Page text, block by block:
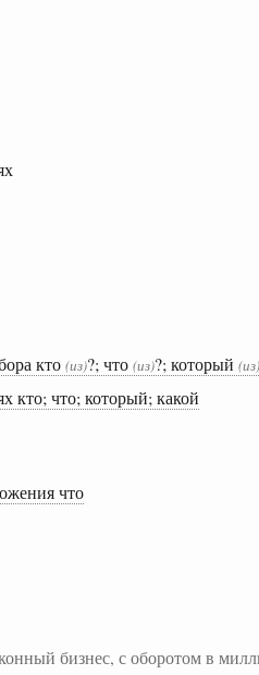
кто (из)?; что (из)?; который (из)
кто; что; который; какой
что
бизнес, с оборотом в